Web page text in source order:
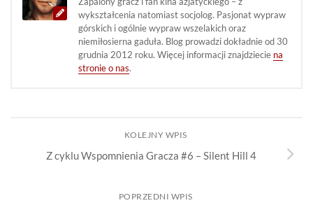
wykształcenia natomiast socjolog. Pasjonat wypraw
górskich i ogólnie wypraw wszelakich oraz
niemiłosierna gaduła. Blog prowadzi dokładnie od 30
grudnia 2012 roku. Więcej informacji znajdziecie na
stronie o nas.
KOLEJNY WPIS
Z cyklu Wspomnienia Gracza #6 – Silent Hill 4
POPRZEDNI WPIS